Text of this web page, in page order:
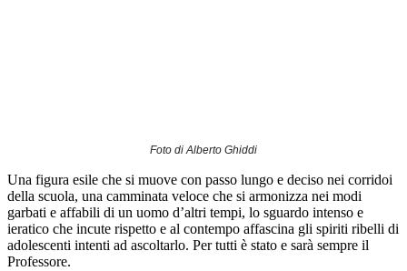
Foto di Alberto Ghiddi
Una figura esile che si muove con passo lungo e deciso nei corridoi
della scuola, una camminata veloce che si armonizza nei modi
garbati e affabili di un uomo d’altri tempi, lo sguardo intenso e
ieratico che incute rispetto e al contempo affascina gli spiriti ribelli di
adolescenti intenti ad ascoltarlo. Per tutti è stato e sarà sempre il
Professore.